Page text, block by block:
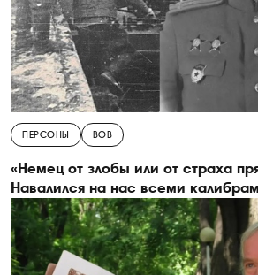
ПЕРСОНЫ ВОВ
«Немец от злобы или от страха
Навалился на нас всеми